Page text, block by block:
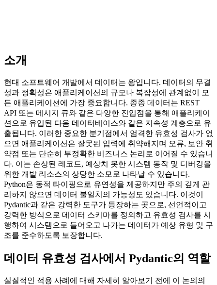
소개
현대 소프트웨어 개발에서 데이터는 왕입니다. 데이터의 무결
성과 정확성은 애플리케이션의 규모나 복잡성에 관계없이 모
든 애플리케이션에 가장 중요합니다. 종종 데이터는 REST
API 또는 메시지 큐와 같은 다양한 진입점을 통해 애플리케이
션으로 유입된 다음 데이터베이스와 같은 지속성 계층으로 유
출됩니다. 이러한 중요한 분기점에서 엄격한 유효성 검사가 없
으면 애플리케이션은 잘못된 입력에 취약해지며 오류, 보안 취
약점 또는 단순히 부정확한 비즈니스 논리로 이어질 수 있습니
다. 이는 손상된 레코드, 예상치 못한 시스템 동작 및 디버깅을
위한 개발 리소스의 상당한 소모로 나타날 수 있습니다.
Python은 동적 타이핑으로 유연성을 제공하지만 주의 깊게 관
리하지 않으면 데이터 불일치의 가능성도 있습니다. 이것이
Pydantic과 같은 강력한 도구가 등장하는 곳으로, 선언적이고
강력한 방식으로 데이터 스키마를 정의하고 유효성 검사를 시
행하여 시스템으로 들어오고 나가는 데이터가 예상 유형 및 구
조를 준수하도록 보장합니다.
데이터 유효성 검사에서 Pydantic의 역할
실질적인 적용 사례에 대해 자세히 알아보기 전에 이 논의의